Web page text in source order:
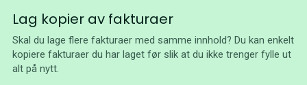
Lag kopier av fakturaer
Skal du lage flere fakturaer med samme innhold? Du kan enkelt
kopiere fakturaer du har laget før slik at du ikke trenger fylle ut
alt på nytt.